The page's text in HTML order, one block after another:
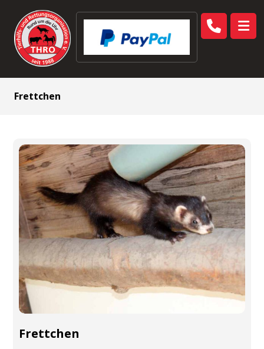
Frettchen
Frettchen